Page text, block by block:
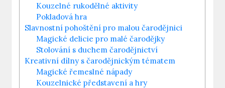
Kouzelné rukodělné aktivity
Pokladová hra
Slavnostní pohoštění ⁤pro malou čarodějnici
Magické delicie pro malé čarodějky
Stolování s duchem čarodějnictví
Kreativní ⁤dílny s čarodějnickým tématem
Magické řemeslné nápady
Kouzelnické představení a hry